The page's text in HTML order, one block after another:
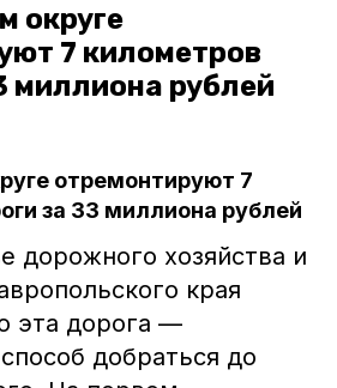
округе
7 километров
миллиона рублей
отремонтируют 7
за 33 миллиона рублей
дорожного хозяйства и
края
эта дорога —
добраться до